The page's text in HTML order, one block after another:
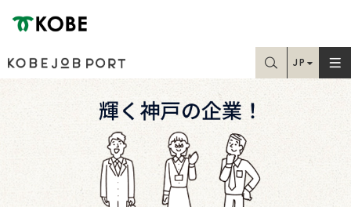
お探しの情報はこちらから検索できます
JP
Home
学生・就職課の方